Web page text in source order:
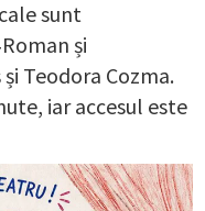
sunt
și
Teodora Cozma.
iar accesul este